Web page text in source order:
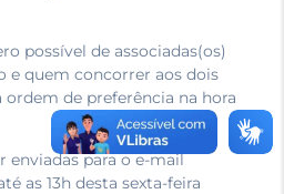
possível de associadas(os)
e quem concorrer aos dois
de preferência na hora
enviadas para o e-mail
as 13h desta sexta-feira